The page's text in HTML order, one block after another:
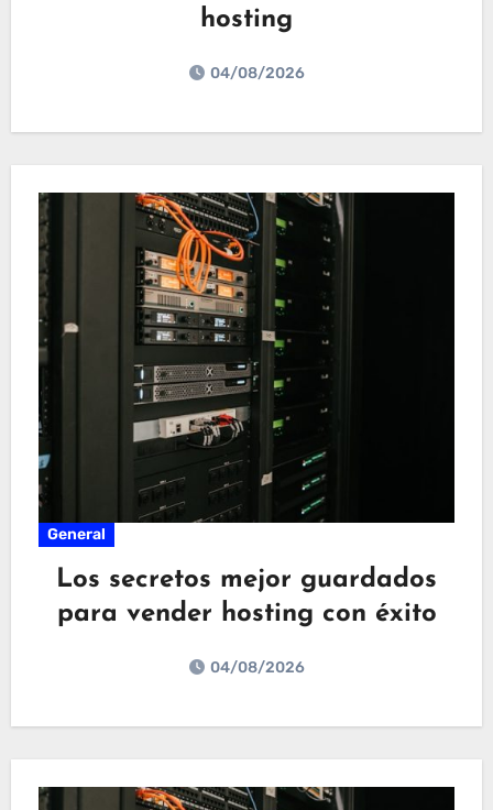
hosting
04/08/2026
General
Los secretos mejor guardados
para vender hosting con éxito
04/08/2026